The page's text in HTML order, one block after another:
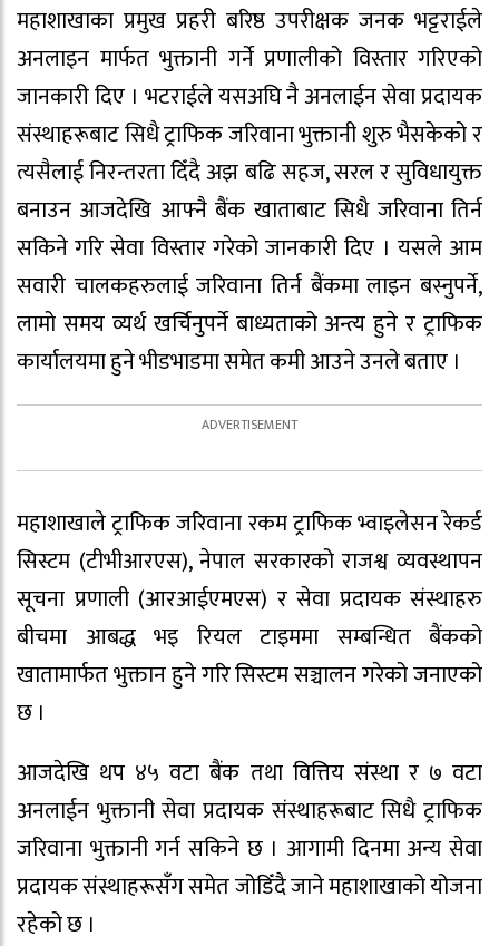
महाशाखाका प्रमुख प्रहरी बरिष्ठ उपरीक्षक जनक भट्टराईले
अनलाइन मार्फत भुक्तानी गर्ने प्रणालीको विस्तार गरिएको
जानकारी दिए । भटराईले यसअघि नै अनलाईन सेवा प्रदायक
संस्थाहरूबाट सिधै ट्राफिक जरिवाना भुक्तानी शुरु भैसकेको र
त्यसैलाई निरन्तरता दिँदै अझ बढि सहज, सरल र सुविधायुक्त
बनाउन आजदेखि आफ्नै बैंक खाताबाट सिधै जरिवाना तिर्न
सकिने गरि सेवा विस्तार गरेको जानकारी दिए । यसले आम
सवारी चालकहरुलाई जरिवाना तिर्न बैंकमा लाइन बस्नुपर्ने,
लामो समय व्यर्थ खर्चिनुपर्ने बाध्यताको अन्त्य हुने र ट्राफिक
कार्यालयमा हुने भीडभाडमा समेत कमी आउने उनले बताए ।
महाशाखाले ट्राफिक जरिवाना रकम ट्राफिक भ्वाइलेसन रेकर्ड
सिस्टम (टीभीआरएस), नेपाल सरकारको राजश्व व्यवस्थापन
सूचना प्रणाली (आरआईएमएस) र सेवा प्रदायक संस्थाहरु
बीचमा आबद्ध भइ रियल टाइममा सम्बन्धित बैंकको
खातामार्फत भुक्तान हुने गरि सिस्टम सञ्चालन गरेको जनाएको
छ ।
आजदेखि थप ४५ वटा बैंक तथा वित्तिय संस्था र ७ वटा
अनलाईन भुक्तानी सेवा प्रदायक संस्थाहरूबाट सिधै ट्राफिक
जरिवाना भुक्तानी गर्न सकिने छ । आगामी दिनमा अन्य सेवा
प्रदायक संस्थाहरूसँग समेत जोडिँदै जाने महाशाखाको योजना
रहेको छ ।